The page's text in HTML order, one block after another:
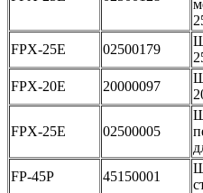
FPX-25E 02500179
FPX-20E 20000097
FPX-25E 02500005
FP-45P 45150001